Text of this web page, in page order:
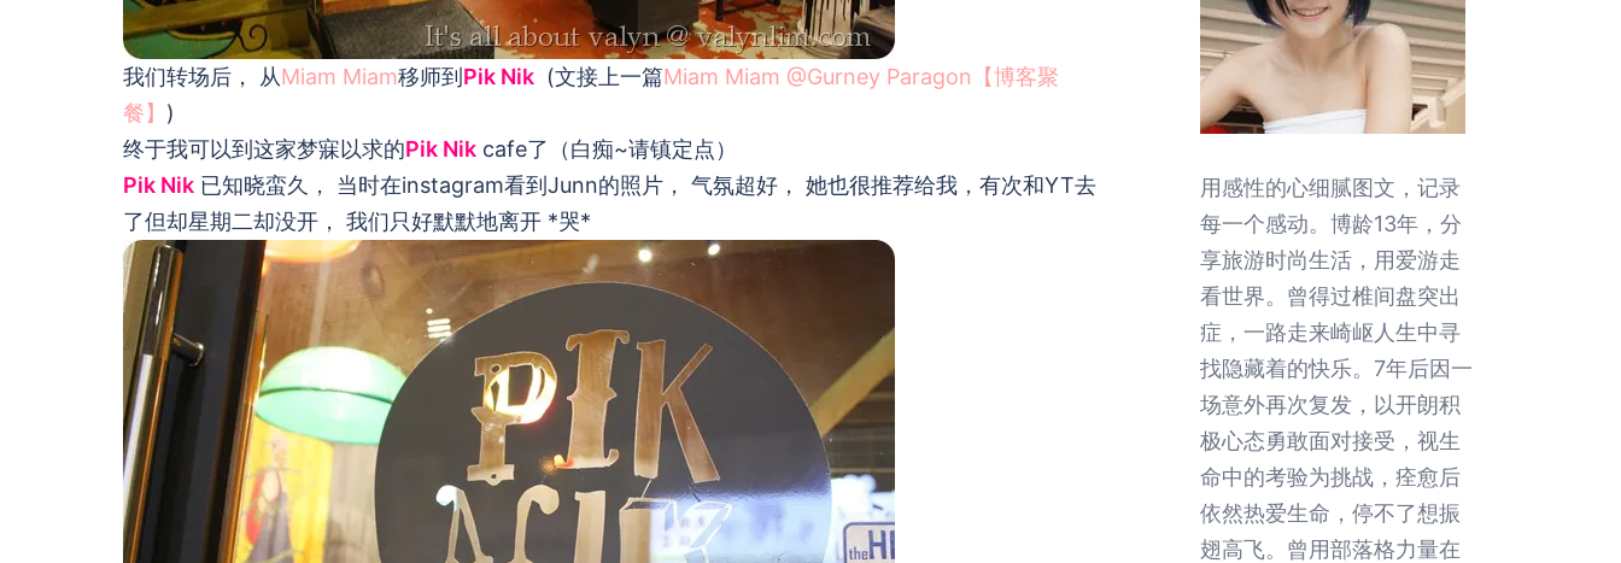
我们转场后， 从Miam Miam移师到 Pik Nik (文接上一篇Miam Miam @Gurney Paragon【博客聚
餐】 )
终于我可以到这家梦寐以求的Pik Nik cafe了（白痴~请镇定点）
Pik Nik 已知晓蛮久， 当时在instagram看到Junn的照片， 气氛超好， 她也很推荐给我，有次和YT去
了但却星期二却没开， 我们只好默默地离开 *哭*
用感性的心细腻图文，记录
每一个感动。博龄13年，分
享旅游时尚生活，用爱游走
看世界。曾得过椎间盘突出
症，一路走来崎岖人生中寻
找隐藏着的快乐。7年后因一
场意外再次复发，以开朗积
极心态勇敢面对接受，视生
命中的考验为挑战，痊愈后
依然热爱生命，停不了想振
翅高飞。曾用部落格力量在